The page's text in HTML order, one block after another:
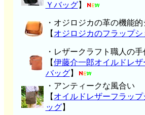
Ｙバッグ】
・オジロジカの革の機能
【 オジロジカのフラップシ
・レザークラフト職人の手
【伊藤介一郎オイルドレ
バッグ】
・アンティークな風合い
【 オイルドレザーフラッ
ッグ】